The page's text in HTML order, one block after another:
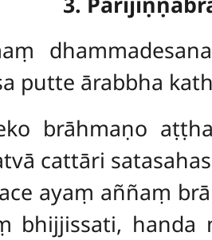
putte ārabbha
brāhmaṇo
cattāri
ayaṃ aññaṃ
bhijjissati, handa